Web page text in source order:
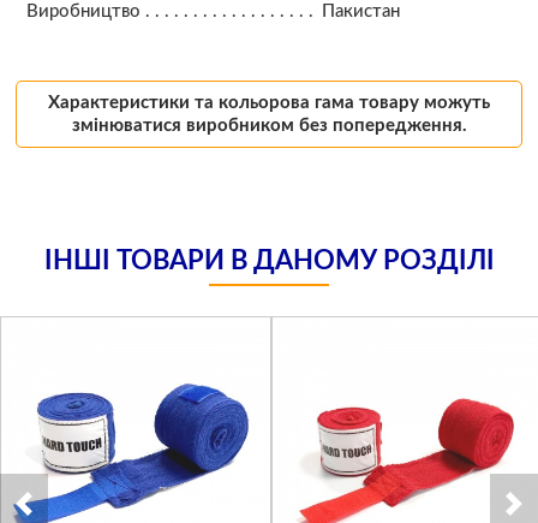
Виробництво
Пакистан
Характеристики та кольорова гама товару можуть
змінюватися виробником без попередження.
ІНШІ ТОВАРИ В ДАНОМУ РОЗДІЛІ